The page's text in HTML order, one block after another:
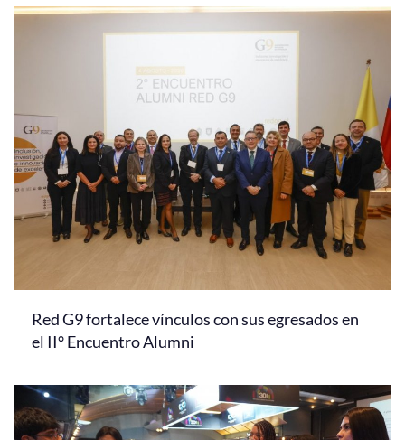
Red G9 fortalece vínculos con sus egresados en
el II° Encuentro Alumni